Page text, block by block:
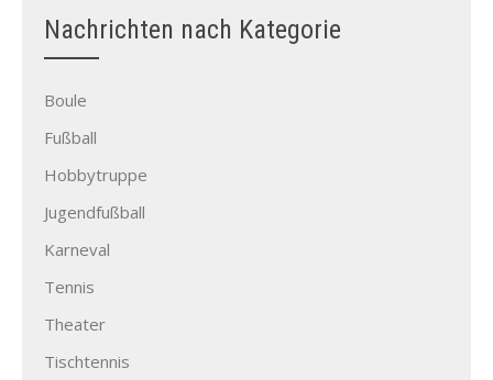
Nachrichten nach Kategorie
Boule
Fußball
Hobbytruppe
Jugendfußball
Karneval
Tennis
Theater
Tischtennis